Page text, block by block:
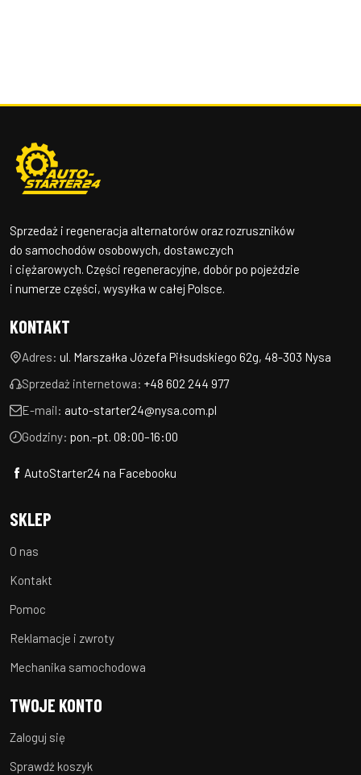
Sprzedaż i regeneracja alternatorów oraz rozruszników
do samochodów osobowych, dostawczych
i ciężarowych. Części regeneracyjne, dobór po pojeździe
i numerze części, wysyłka w całej Polsce.
KONTAKT
Adres: ul. Marszałka Józefa Piłsudskiego 62g, 48-303 Nysa
Sprzedaż internetowa: +48 602 244 977
E-mail: auto-starter24@nysa.com.pl
Godziny: pon.–pt. 08:00–16:00
AutoStarter24 na Facebooku
SKLEP
O nas
Kontakt
Pomoc
Reklamacje i zwroty
Mechanika samochodowa
TWOJE KONTO
Zaloguj się
Sprawdź koszyk